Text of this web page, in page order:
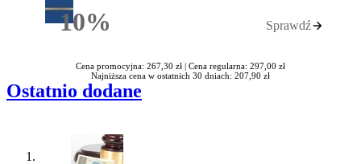
10%Rabatu Sprawdź
Cena promocyjna: 267,30 zł | Cena regularna: 297,00 zł
Najniższa cena w ostatnich 30 dniach: 207,90 zł
Ostatnio dodane